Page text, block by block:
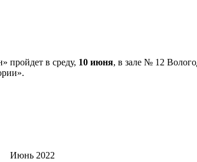
пройдет в среду, 10 июня, в зале № 12
Июнь 2022